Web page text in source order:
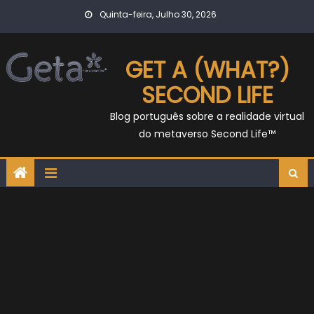
Quinta-feira, Julho 30, 2026
GET A (WHAT?)
SECOND LIFE
Blog português sobre a realidade virtual
do metaverso Second Life™